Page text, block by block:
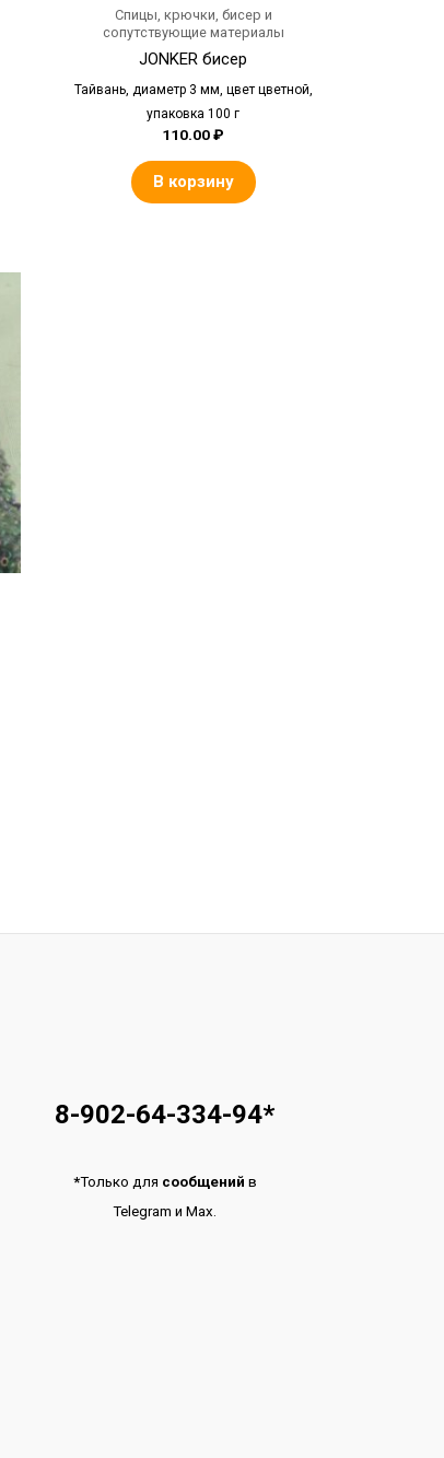
Спицы, крючки, бисер и
сопутствующие материалы
JONKER бисер
Тайвань, диаметр 3 мм, цвет цветной,
упаковка 100 г
110.00₽
В корзину
8-902-64-334-94*
*Только для сообщений в
TelegramиMax.